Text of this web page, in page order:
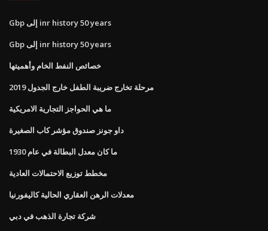
Gbp إلى inr history 50 years
Gbp إلى inr history 50 years
خصائص النفط الخام وأهميتها
مرحلة تخارج ضريبة الطفل خارج الجدول 2019
ما هي الحواجز التجارية الامريكية
داو جونز صندوق مؤشر كاب الصغيرة
ما كان معدل البطالة في عام 1930
مخطط توزيع الاحتمالات العادية
معدلات الرهن العقاري الحالية كاليفورنيا
شركة تجارة الذهب في دبي